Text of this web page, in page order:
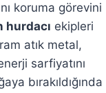
koruma görevini
hurdacı ekipleri
atık metal,
sarfiyatını
bırakıldığında